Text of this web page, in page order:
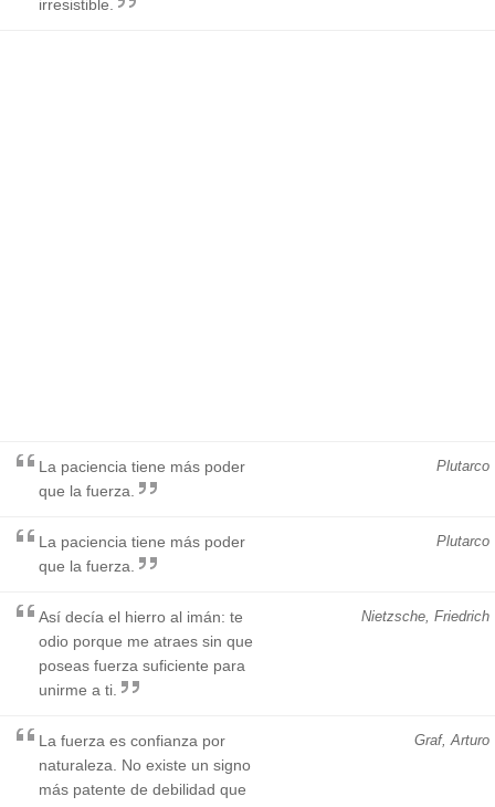
irresistible.
Plutarco
La paciencia tiene más poder
que la fuerza.
Plutarco
La paciencia tiene más poder
que la fuerza.
Nietzsche, Friedrich
Así decía el hierro al imán: te
odio porque me atraes sin que
poseas fuerza suficiente para
unirme a ti.
Graf, Arturo
La fuerza es confianza por
naturaleza. No existe un signo
más patente de debilidad que